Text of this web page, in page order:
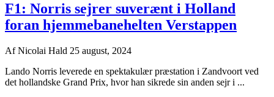
F1: Norris sejrer suverænt i Holland
foran hjemmebanehelten Verstappen
AfNicolai Hald 25 august, 2024
Lando Norris leverede en spektakulær præstation i Zandvoort ved
det hollandske Grand Prix, hvor han sikrede sin anden sejr i ...